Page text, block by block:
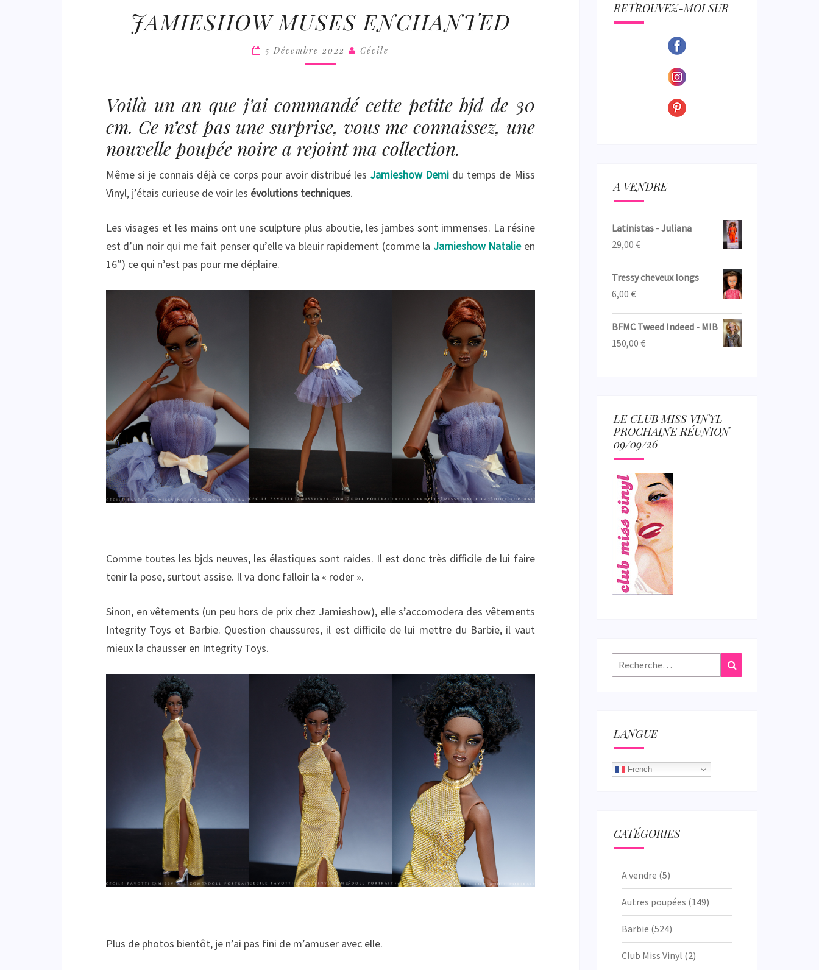
COLLECTION
MUSES
JAMIESHOW MUSES ENCHANTED
5 Décembre 2022 Cécile
Voilà un an que j’ai commandé cette petite bjd de 30
cm. Ce n’est pas une surprise, vous me connaissez, une
nouvelle poupée noire a rejoint ma collection.
Même si je connais déjà ce corps pour avoir distribué les Jamieshow Demi du temps de Miss
Vinyl, j’étais curieuse de voir les évolutions techniques.
Les visages et les mains ont une sculpture plus aboutie, les jambes sont immenses. La résine
est d’un noir qui me fait penser qu’elle va bleuir rapidement (comme la Jamieshow Natalieen
16″) ce qui n’est pas pour me déplaire.
Comme toutes les bjds neuves, les élastiques sont raides. Il est donc très difficile de lui faire
tenir la pose, surtout assise. Il va donc falloir la « roder ».
Sinon, en vêtements (un peu hors de prix chez Jamieshow), elle s’accomodera des vêtements
Integrity Toys et Barbie. Question chaussures, il est difficile de lui mettre du Barbie, il vaut
mieux la chausser en Integrity Toys.
Plus de photos bientôt, je n’ai pas fini de m’amuser avec elle.
RETROUVEZ-MOI SUR
A VENDRE
Latinistas - Juliana
29,00 €
Tressy cheveux longs
6,00 €
BFMC Tweed Indeed - MIB
150,00 €
LE CLUB MISS VINYL –
PROCHAINE RÉUNION –
09/09/26
Rechercher :
LANGUE
French
CATÉGORIES
A vendre (5)
Autres poupées (149)
Barbie (524)
Club Miss Vinyl (2)